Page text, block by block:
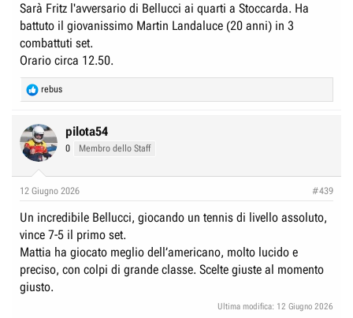
Sarà Fritz l'avversario di Bellucci ai quarti a Stoccarda. Ha
battuto il giovanissimo Martin Landaluce (20 anni) in 3
combattuti set.
Orario circa 12.50.
R
e
c
t
i
s
rebus
pilota54
0 Membro dello Staff
12 Giugno 2026 #439
Un incredibile Bellucci, giocando un tennis di livello assoluto,
vince 7-5 il primo set.
Mattia ha giocato meglio dell’americano, molto lucido e
preciso, con colpi di grande classe. Scelte giuste al momento
giusto.
Ultima modifica: 12 Giugno 2026